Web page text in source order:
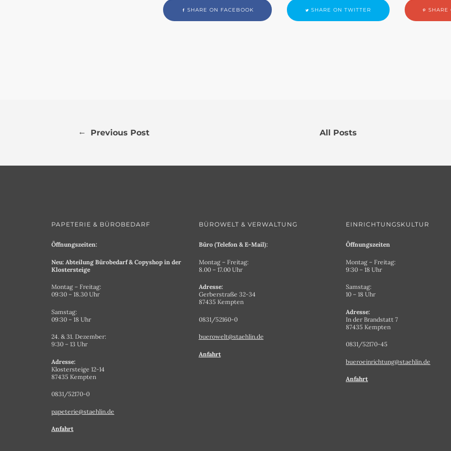
SHARE ON FACEBOOK SHARE ON TWITTER SHARE
← Previous Post All Posts
PAPETERIE & BÜROBEDARF
Öffnungszeiten:
Neu: Abteilung Bürobedarf & Copyshop in der
Klostersteige
Montag – Freitag:
09:30 – 18.30 Uhr
Samstag:
09:30 – 18 Uhr
24. & 31. Dezember:
9:30 – 13 Uhr
Adresse:
Klostersteige 12-14
87435 Kempten
0831/52170-0
papeterie@staehlin.de
Anfahrt
BÜROWELT & VERWALTUNG
Büro (Telefon & E-Mail):
Montag – Freitag:
8.00 – 17.00 Uhr
Adresse:
Gerberstraße 32-34
87435 Kempten
0831/52160-0
buerowelt@staehlin.de
Anfahrt
EINRICHTUNGSKULTUR
Öffnungszeiten
Montag – Freitag:
9:30 – 18 Uhr
Samstag:
10 – 18 Uhr
Adresse:
In der Brandstatt 7
87435 Kempten
0831/52170-45
bueroeinrichtung@staehlin.de
Anfahrt